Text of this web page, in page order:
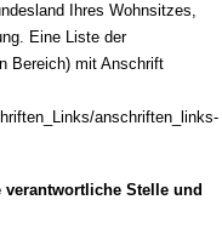
Ihres Wohnsitzes,
Eine Liste der
Bereich) mit Anschrift
anschriften_links-
Stelle und